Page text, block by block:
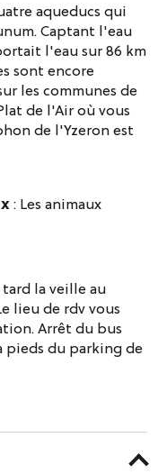
aqueducs qui
Captant l'eau
l'eau sur 86 km
sont encore
les communes de
de l'Air où vous
de l'Yzeron est
: Les animaux
la veille au
lieu de rdv vous
Arrêt du bus
pieds du parking de